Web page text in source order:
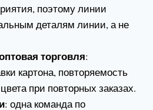
поэтому линии
деталям линии, а не
торговля:
картона, повторяемость
при повторных заказах.
: одна команда по